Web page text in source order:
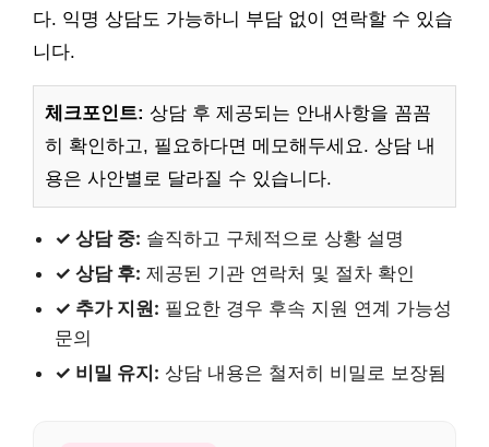
다. 익명 상담도 가능하니 부담 없이 연락할 수 있습
니다.
체크포인트: 상담 후 제공되는 안내사항을 꼼꼼
히 확인하고, 필요하다면 메모해두세요. 상담 내
용은 사안별로 달라질 수 있습니다.
✓ 상담 중: 솔직하고 구체적으로 상황 설명
✓ 상담 후: 제공된 기관 연락처 및 절차 확인
✓ 추가 지원: 필요한 경우 후속 지원 연계 가능성
문의
✓ 비밀 유지: 상담 내용은 철저히 비밀로 보장됨